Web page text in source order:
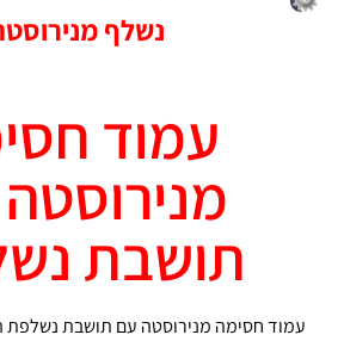
נשלף
עמוד
תושבת
עמוד חסימה מנירוסטה עם תושבת נשלפת